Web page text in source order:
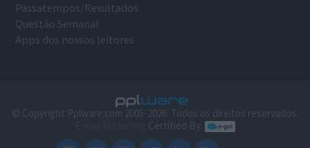
Passatempos/Resultados
Questão Semanal
Apps dos nossos leitores
© Copyright Pplware.com 2005-2026. Todos os direitos reservados.
Certified By: